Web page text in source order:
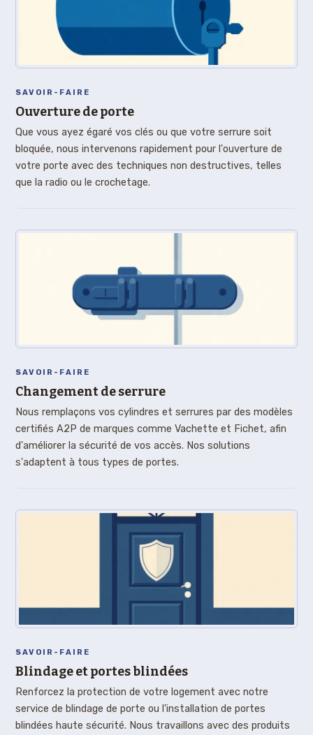
SAVOIR-FAIRE
Ouverture de porte
Que vous ayez égaré vos clés ou que votre serrure soit
bloquée, nous intervenons rapidement pour l'ouverture de
votre porte avec des techniques non destructives, telles
que la radio ou le crochetage.
SAVOIR-FAIRE
Changement de serrure
Nous remplaçons vos cylindres et serrures par des modèles
certifiés A2P de marques comme Vachette et Fichet, afin
d'améliorer la sécurité de vos accès. Nos solutions
s'adaptent à tous types de portes.
SAVOIR-FAIRE
Blindage et portes blindées
Renforcez la protection de votre logement avec notre
service de blindage de porte ou l'installation de portes
blindées haute sécurité. Nous travaillons avec des produits